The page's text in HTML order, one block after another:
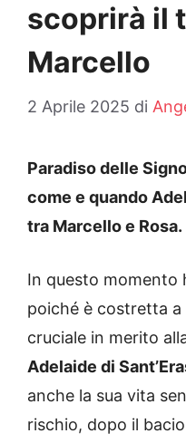
scoprirà il
Marcello
2 Aprile 2025 di
Paradiso delle
come e quando
tra Marcello e Rosa.
In questo momento
poiché è costretta
cruciale in merito
Adelaide di
anche la sua vita
rischio, dopo il